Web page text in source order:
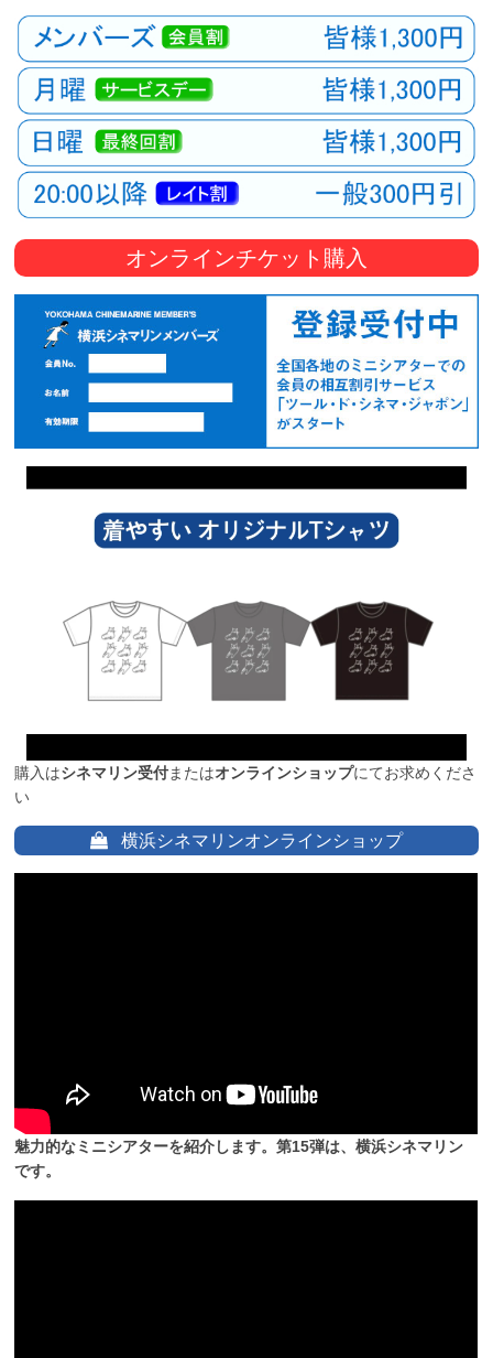
映
画
は
こ
の
街
で
オンラインチケット購入
購入はシネマリン受付またはオンラインショップにてお求めくださ
い
横浜シネマリンオンラインショップ
魅力的なミニシアターを紹介します。第15弾は、横浜シネマリン
です。